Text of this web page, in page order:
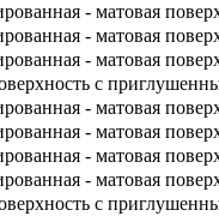
- матовая
- матовая
- матовая
с
- матовая
- матовая
- матовая
- матовая
с